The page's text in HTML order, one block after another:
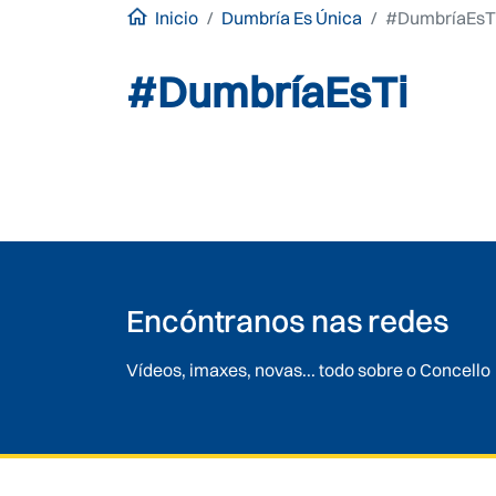
Inicio Dumbría Es Única
#DumbríaEsTi
Encóntranos nas redes
Vídeos, imaxes, novas... todo sobre o Concello